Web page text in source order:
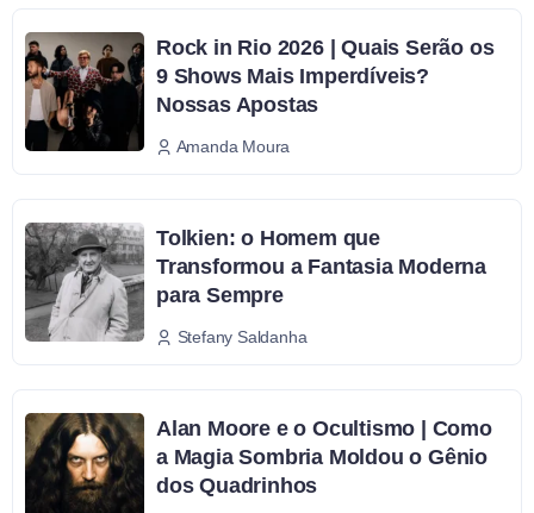
Rock in Rio 2026 | Quais Serão os
9 Shows Mais Imperdíveis?
Nossas Apostas
Amanda Moura
Tolkien: o Homem que
Transformou a Fantasia Moderna
para Sempre
Stefany Saldanha
Alan Moore e o Ocultismo | Como
a Magia Sombria Moldou o Gênio
dos Quadrinhos